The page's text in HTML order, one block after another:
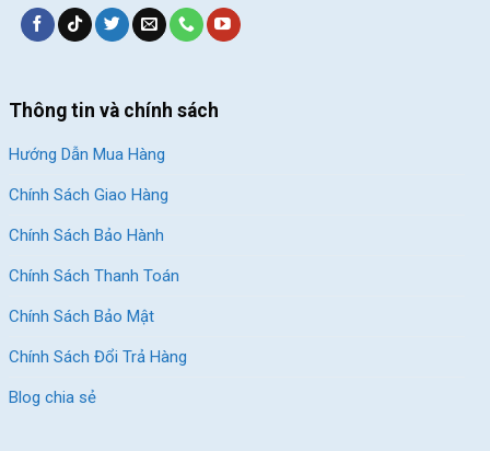
Thông tin và chính sách
Hướng Dẫn Mua Hàng
Chính Sách Giao Hàng
Chính Sách Bảo Hành
Chính Sách Thanh Toán
Chính Sách Bảo Mật
Chính Sách Đổi Trả Hàng
Blog chia sẻ